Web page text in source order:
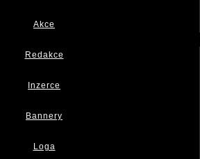
Akce
Redakce
Inzerce
Bannery
Loga